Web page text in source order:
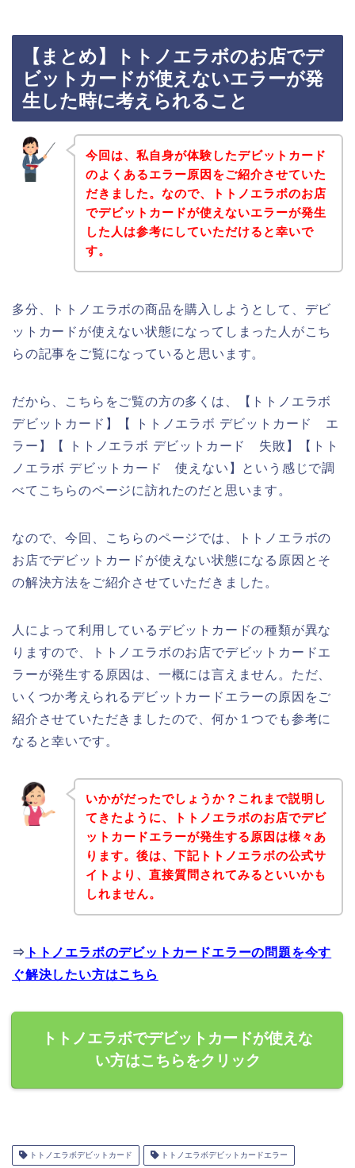
【まとめ】トトノエラボのお店でデ
ビットカードが使えないエラーが発
生した時に考えられること
今回は、私自身が体験したデビットカード
のよくあるエラー原因をご紹介させていた
だきました。なので、トトノエラボのお店
でデビットカードが使えないエラーが発生
した人は参考にしていただけると幸いで
す。
多分、トトノエラボの商品を購入しようとして、デビ
ットカードが使えない状態になってしまった人がこち
らの記事をご覧になっていると思います。
だから、こちらをご覧の方の多くは、【トトノエラボ
デビットカード】【 トトノエラボ デビットカード エ
ラー】【 トトノエラボ デビットカード 失敗】【トト
ノエラボ デビットカード 使えない】という感じで調
べてこちらのページに訪れたのだと思います。
なので、今回、こちらのページでは、トトノエラボの
お店でデビットカードが使えない状態になる原因とそ
の解決方法をご紹介させていただきました。
人によって利用しているデビットカードの種類が異な
りますので、トトノエラボのお店でデビットカードエ
ラーが発生する原因は、一概には言えません。ただ、
いくつか考えられるデビットカードエラーの原因をご
紹介させていただきましたので、何か１つでも参考に
なると幸いです。
いかがだったでしょうか？これまで説明し
てきたように、トトノエラボのお店でデビ
ットカードエラーが発生する原因は様々あ
ります。後は、下記トトノエラボの公式サ
イトより、直接質問されてみるといいかも
しれません。
⇒ トトノエラボのデビットカードエラーの問題を今す
ぐ解決したい方はこちら
トトノエラボでデビットカードが使えな
い方はこちらをクリック
トトノエラボデビットカード トトノエラボデビットカードエラー